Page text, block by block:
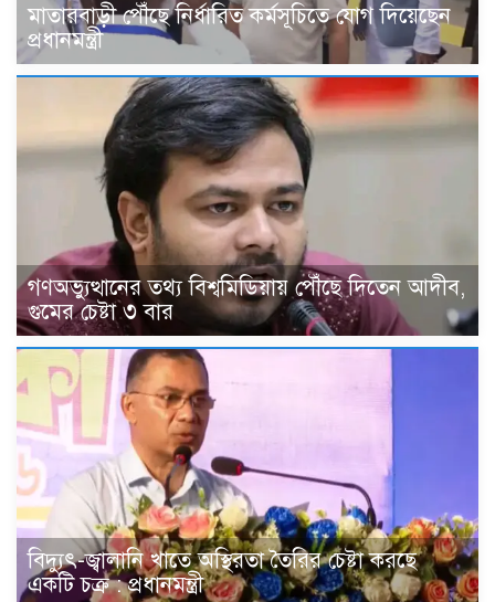
মাতারবাড়ী পৌঁছে নির্ধারিত কর্মসূচিতে যোগ দিয়েছেন
প্রধানমন্ত্রী
গণঅভ্যুত্থানের তথ্য বিশ্বমিডিয়ায় পৌঁছে দিতেন আদীব,
গুমের চেষ্টা ৩ বার
বিদ্যুৎ-জ্বালানি খাতে অস্থিরতা তৈরির চেষ্টা করছে
একটি চক্র : প্রধানমন্ত্রী